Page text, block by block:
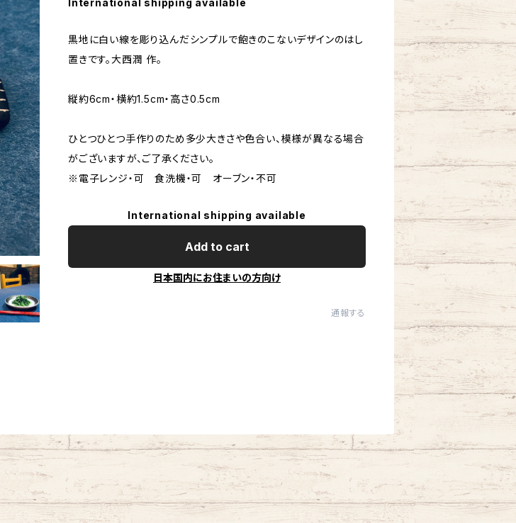
黒地に白い線を彫り込んだシンプルで飽きのこないデザインのはし
置きです。大西潤 作。
縦約6cm・横約1.5cm・高さ0.5cm
ひとつひとつ手作りのため多少大きさや色合い、模様が異なる場合
がございますが、ご了承ください。
※電子レンジ・可 食洗機・可 オーブン・不可
International shipping available
Add to cart
日本国内にお住まいの方向け
通報する